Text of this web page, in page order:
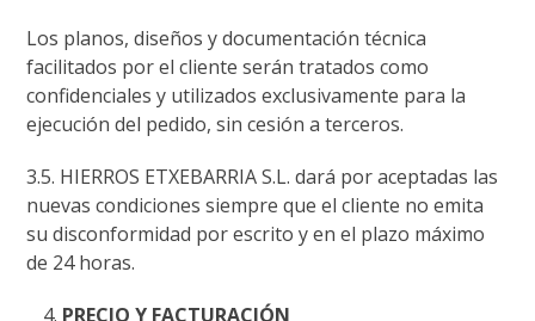
Los planos, diseños y documentación técnica
facilitados por el cliente serán tratados como
confidenciales y utilizados exclusivamente para la
ejecución del pedido, sin cesión a terceros.
3.5. HIERROS ETXEBARRIA S.L. dará por aceptadas las
nuevas condiciones siempre que el cliente no emita
su disconformidad por escrito y en el plazo máximo
de 24 horas.
PRECIO Y FACTURACIÓN